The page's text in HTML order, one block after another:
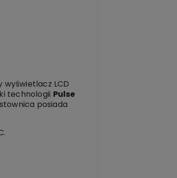
wyświetlacz LCD
technologii Pulse
posiada